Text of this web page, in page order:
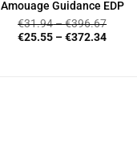
Amouage Guidance EDP
€31.94–€396.67
€25.55 –€372.34